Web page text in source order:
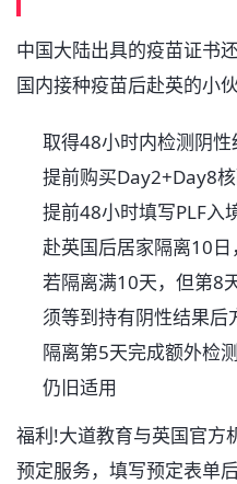
中国大陆出具的疫苗证书
国内接种疫苗后赴英的小
取得48小时内检测阴
提前购买Day2+Day8
提前48小时填写PLF入
赴英国后居家隔离10
若隔离满10天，但第8
须等到持有阴性结果后
隔离第5天完成额外检
仍旧适用
福利!大道教育与英国官方
预定服务，填写预定表单